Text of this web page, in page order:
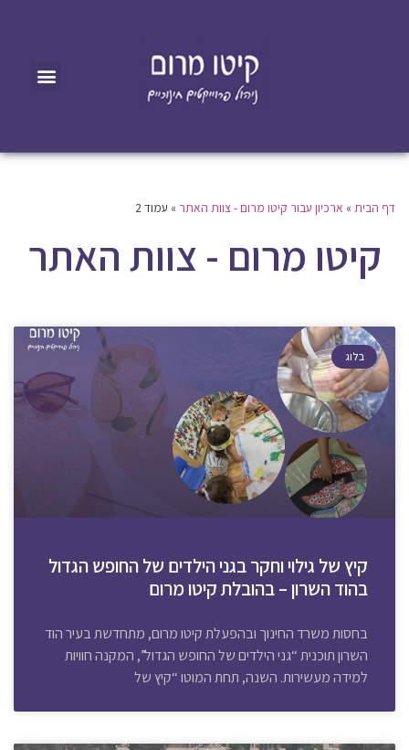
דף הבית » ארכיון עבור קיטו מרום - צוות האתר » עמוד 2
קיטו מרום - צוות האתר
בלוג
קיץ של גילוי וחקר בגני הילדים של החופש הגדול
בהוד השרון – בהובלת קיטו מרום
בחסות משרד החינוך ובהפעלת קיטו מרום, מתחדשת בעיר הוד
השרון תוכנית “גני הילדים של החופש הגדול”, המקנה חוויות
למידה מעשירות. השנה, תחת המוטו “קיץ של